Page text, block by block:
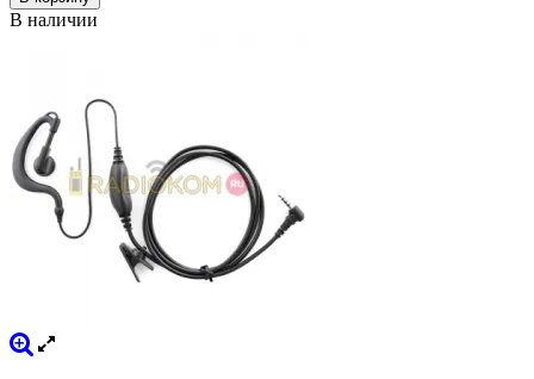
В наличии